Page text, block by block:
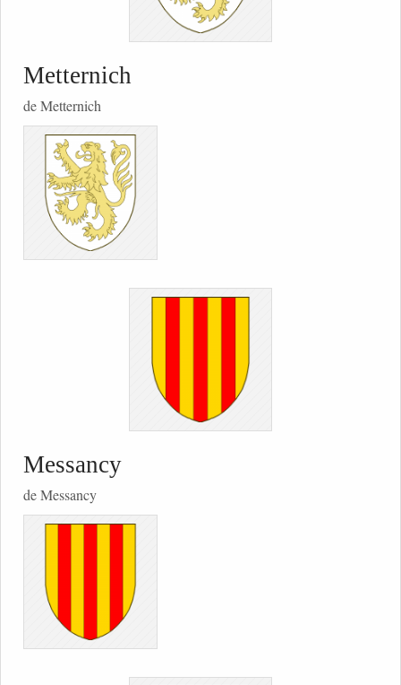
Metternich
de Metternich
Messancy
de Messancy